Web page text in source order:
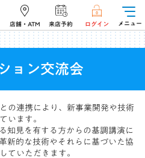
店舗・ATM 来店予約 ログイン メニュー
ョン交流会
の連携により、新事業開発や技術
います。
知見を有する方からの基調講演に
新的な技術やそれらに基づいた協
ていただきます。